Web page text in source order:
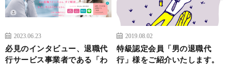
2023.06.23
必見のインタビュー、退職代
行サービス事業者である「わ
2019.08.02
特級認定会員「男の退職代
行」様をご紹介いたします。